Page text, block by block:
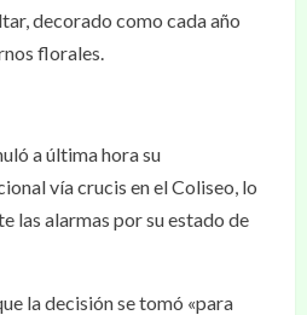
decorado como cada año
florales.
a última hora su
vía crucis en el Coliseo, lo
las alarmas por su estado de
la decisión se tomó «para